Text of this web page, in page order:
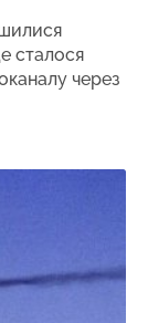
сталося
через